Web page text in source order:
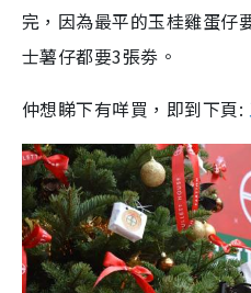
完，因為最平的玉桂雞蛋仔
士薯仔都要3張劵。
仲想睇下有咩買，即到下頁: